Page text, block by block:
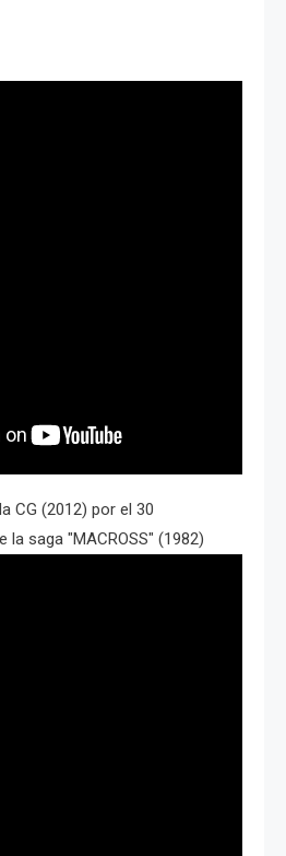
CG (2012) por el 30
la saga "MACROSS" (1982)